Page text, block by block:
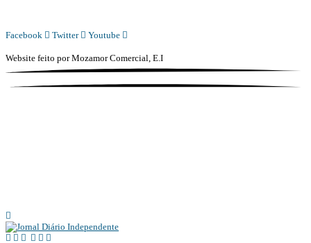
Facebook Twitter Youtube
Website feito porMozamor Comercial, E.I